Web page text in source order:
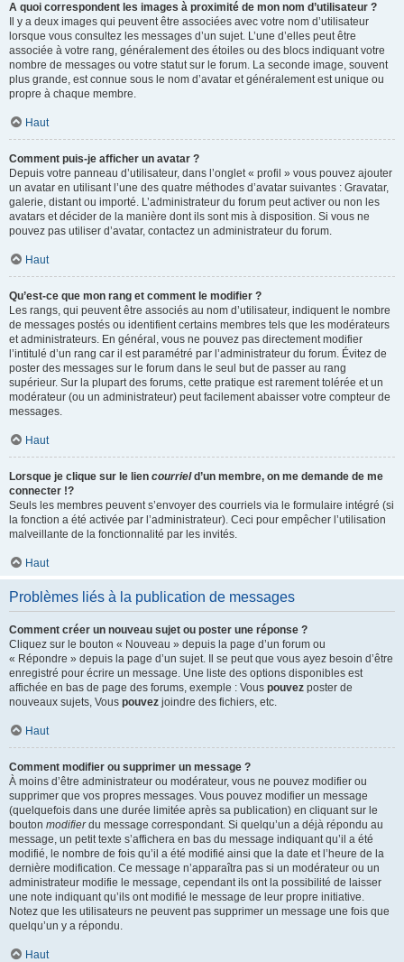
A quoi correspondent les images à proximité de mon nom d’utilisateur ?
Il y a deux images qui peuvent être associées avec votre nom d’utilisateur
lorsque vous consultez les messages d’un sujet. L’une d’elles peut être
associée à votre rang, généralement des étoiles ou des blocs indiquant votre
nombre de messages ou votre statut sur le forum. La seconde image, souvent
plus grande, est connue sous le nom d’avatar et généralement est unique ou
propre à chaque membre.
Haut
Comment puis-je afficher un avatar ?
Depuis votre panneau d’utilisateur, dans l’onglet « profil » vous pouvez ajouter
un avatar en utilisant l’une des quatre méthodes d’avatar suivantes : Gravatar,
galerie, distant ou importé. L’administrateur du forum peut activer ou non les
avatars et décider de la manière dont ils sont mis à disposition. Si vous ne
pouvez pas utiliser d’avatar, contactez un administrateur du forum.
Haut
Qu’est-ce que mon rang et comment le modifier ?
Les rangs, qui peuvent être associés au nom d’utilisateur, indiquent le nombre
de messages postés ou identifient certains membres tels que les modérateurs
et administrateurs. En général, vous ne pouvez pas directement modifier
l’intitulé d’un rang car il est paramétré par l’administrateur du forum. Évitez de
poster des messages sur le forum dans le seul but de passer au rang
supérieur. Sur la plupart des forums, cette pratique est rarement tolérée et un
modérateur (ou un administrateur) peut facilement abaisser votre compteur de
messages.
Haut
Lorsque je clique sur le lien courrield’un membre, on me demande de me
connecter !?
Seuls les membres peuvent s’envoyer des courriels via le formulaire intégré (si
la fonction a été activée par l’administrateur). Ceci pour empêcher l’utilisation
malveillante de la fonctionnalité par les invités.
Haut
Problèmes liés à la publication de messages
Comment créer un nouveau sujet ou poster une réponse ?
Cliquez sur le bouton « Nouveau » depuis la page d’un forum ou
« Répondre » depuis la page d’un sujet. Il se peut que vous ayez besoin d’être
enregistré pour écrire un message. Une liste des options disponibles est
affichée en bas de page des forums, exemple : Vous pouvez poster de
nouveaux sujets, Vous pouvez joindre des fichiers, etc.
Haut
Comment modifier ou supprimer un message ?
À moins d’être administrateur ou modérateur, vous ne pouvez modifier ou
supprimer que vos propres messages. Vous pouvez modifier un message
(quelquefois dans une durée limitée après sa publication) en cliquant sur le
bouton modifierdu message correspondant. Si quelqu’un a déjà répondu au
message, un petit texte s’affichera en bas du message indiquant qu’il a été
modifié, le nombre de fois qu’il a été modifié ainsi que la date et l’heure de la
dernière modification. Ce message n’apparaîtra pas si un modérateur ou un
administrateur modifie le message, cependant ils ont la possibilité de laisser
une note indiquant qu’ils ont modifié le message de leur propre initiative.
Notez que les utilisateurs ne peuvent pas supprimer un message une fois que
quelqu’un y a répondu.
Haut